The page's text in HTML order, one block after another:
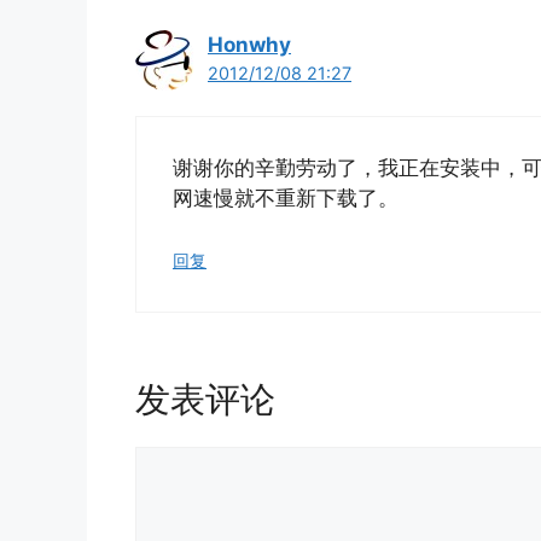
Honwhy
2012/12/08 21:27
谢谢你的辛勤劳动了，我正在安装中，
网速慢就不重新下载了。
回复
发表评论